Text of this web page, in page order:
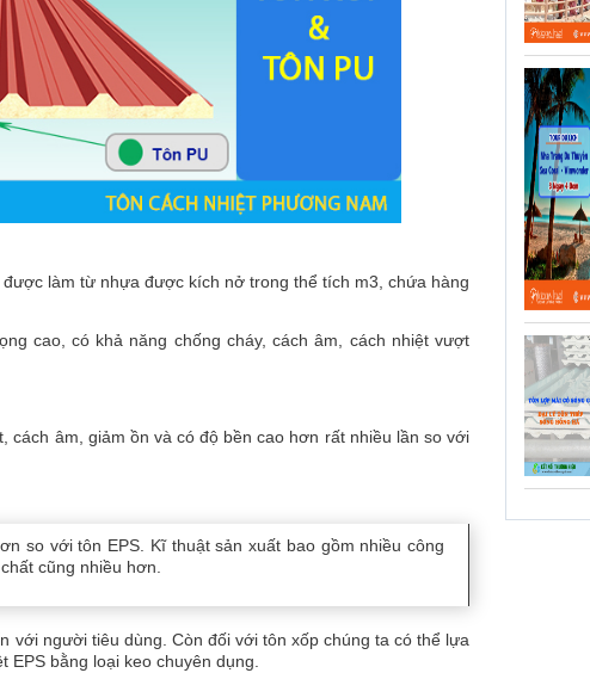
làm từ nhựa được kích nở trong thể tích m3, chứa hàng
cao, có khả năng chống cháy, cách âm, cách nhiệt vượt
cách âm, giảm ồn và có độ bền cao hơn rất nhiều lần so với
so với tôn EPS. Kĩ thuật sản xuất bao gồm nhiều công
cũng nhiều hơn.
với người tiêu dùng. Còn đối với tôn xốp chúng ta có thể lựa
bằng loại keo chuyên dụng.